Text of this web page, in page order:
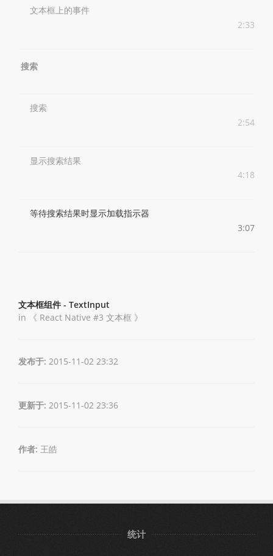
文本框上的事件
2:33
搜索
搜索
2:54
显示搜索结果
4:18
等待搜索结果时显示加载指示器
3:07
文本框组件 - TextInput
in 《 React Native #3 文本框 》
发布于: 2015-11-02 23:32
更新于: 2015-11-02 23:36
作者: 王皓
统计